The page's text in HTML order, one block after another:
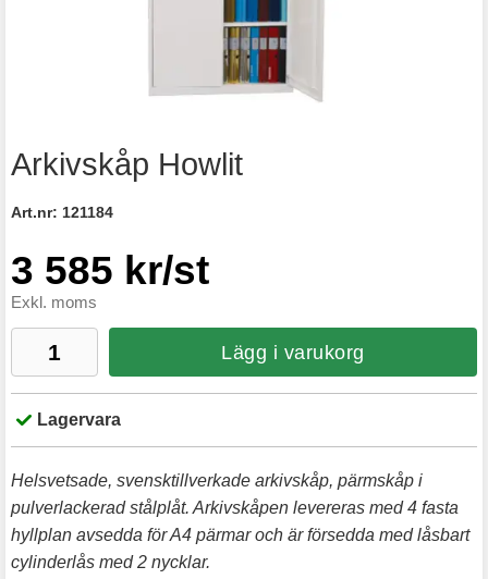
Arkivskåp Howlit
Art.nr: 121184
3 585 kr/st
Exkl. moms
Lägg i varukorg
Lagervara
Helsvetsade, svensktillverkade arkivskåp, pärmskåp i
pulverlackerad stålplåt. Arkivskåpen levereras med 4 fasta
hyllplan avsedda för A4 pärmar och är försedda med låsbart
cylinderlås med 2 nycklar.